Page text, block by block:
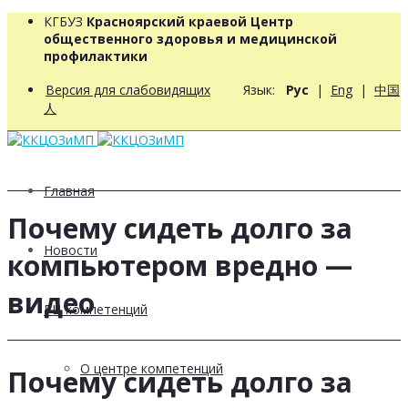
КГБУЗ Красноярский краевой Центр
общественного здоровья и медицинской
профилактики
Версия для слабовидящих Язык: Рус | Eng | 中国
人
Главная
Новости
РЦ компетенций
О центре компетенций
Почему сидеть долго за
компьютером вредно —
видео
Почему сидеть долго за